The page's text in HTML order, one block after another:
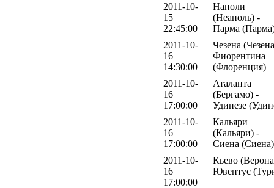
2011-10-
15
22:45:00
Наполи
(Неаполь) -
Парма
2011-10-
16
14:30:00
Чезена
Фиорентина
(Флоренция)
2011-10-
16
17:00:00
Аталанта
(Бергамо) -
Удинезе
2011-10-
16
17:00:00
Кальяри
(Кальяри) -
Сиена (Сиена)
2011-10-
16
17:00:00
Кьево
Ювентус